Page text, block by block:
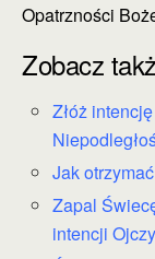
Opatrzności
Zobacz
Złóż
Jak
Zapal
intencji